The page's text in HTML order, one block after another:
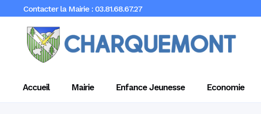
Contacter la Mairie : 03.81.68.67.27
Accueil Mairie Enfance Jeunesse Economie